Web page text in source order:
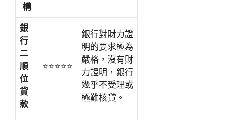
構
銀
行
二
順
位
貸
款
⭐⭐⭐⭐⭐
銀行對財力證
明的要求極為
嚴格，沒有財
力證明，銀行
幾乎不受理或
極難核貸。